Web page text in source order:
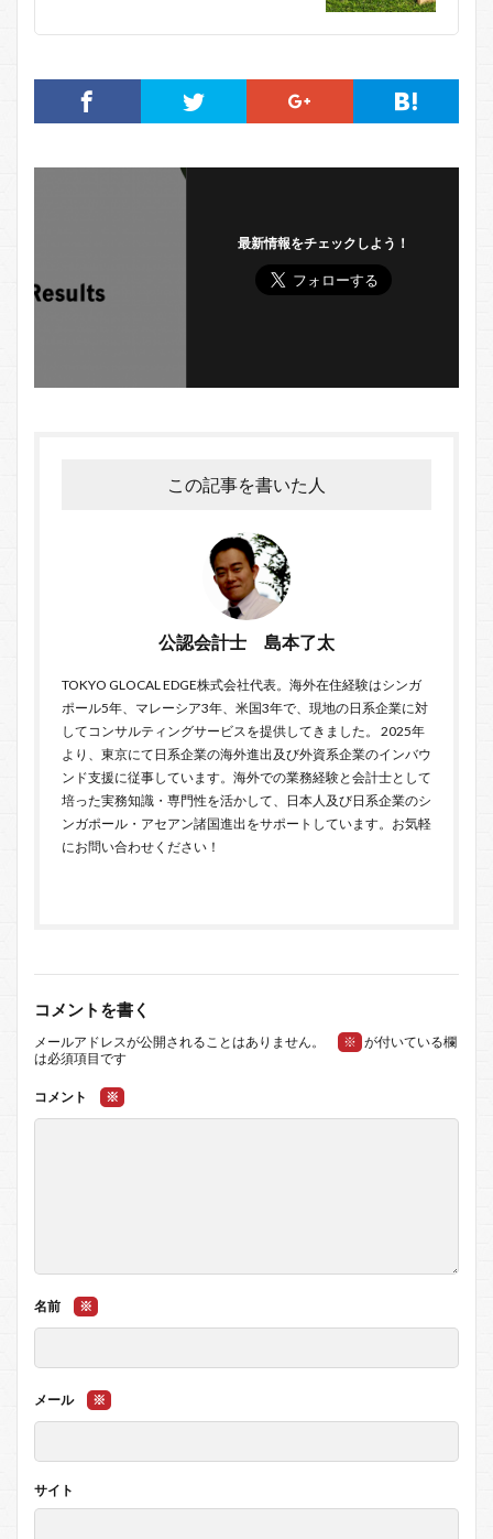
最新情報をチェックしよう！
この記事を書いた人
公認会計士 島本了太
TOKYO GLOCAL EDGE株式会社代表。海外在住経験はシンガ
ポール5年、マレーシア3年、米国3年で、現地の日系企業に対
してコンサルティングサービスを提供してきました。 2025年
より、東京にて日系企業の海外進出及び外資系企業のインバウ
ンド支援に従事しています。海外での業務経験と会計士として
培った実務知識・専門性を活かして、日本人及び日系企業のシ
ンガポール・アセアン諸国進出をサポートしています。お気軽
にお問い合わせ ください！
コメントを書く
メールアドレスが公開されることはありません。 ※ が付いている欄
は必須項目です
コメント ※
名前 ※
メール ※
サイト